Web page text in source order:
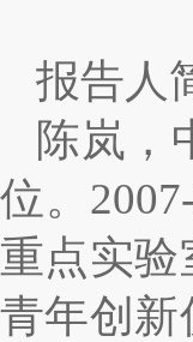
报告人
陈岚，
位。
重点实
青年创新